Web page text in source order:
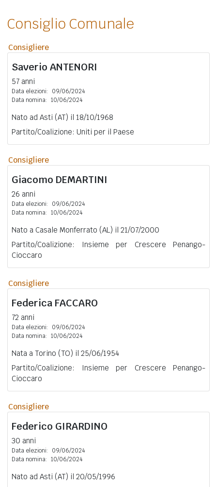
Consiglio Comunale
Consigliere
Saverio ANTENORI
57 anni
Data elezioni:
09/06/2024
Data nomina: 10/06/2024
Nato ad Asti (AT) il 18/10/1968
Partito/Coalizione: Uniti per il Paese
Consigliere
Giacomo DEMARTINI
26 anni
Data elezioni:
09/06/2024
Data nomina: 10/06/2024
Nato a Casale Monferrato (AL) il 21/07/2000
Partito/Coalizione: Insieme per Crescere Penango-
Cioccaro
Consigliere
Federica FACCARO
72 anni
Data elezioni:
09/06/2024
Data nomina: 10/06/2024
Nata a Torino (TO) il 25/06/1954
Partito/Coalizione: Insieme per Crescere Penango-
Cioccaro
Consigliere
Federico GIRARDINO
30 anni
Data elezioni:
09/06/2024
Data nomina: 10/06/2024
Nato ad Asti (AT) il 20/05/1996